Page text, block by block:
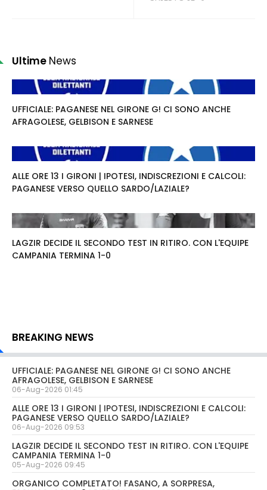
Ultime News
UFFICIALE: PAGANESE NEL GIRONE G! CI SONO ANCHE
AFRAGOLESE, GELBISON E SARNESE
ALLE ORE 13 I GIRONI | IPOTESI, INDISCREZIONI E CALCOLI:
PAGANESE VERSO QUELLO SARDO/LAZIALE?
LAGZIR DECIDE IL SECONDO TEST IN RITIRO. CON L'EQUIPE
CAMPANIA TERMINA 1-0
BREAKING NEWS
UFFICIALE: PAGANESE NEL GIRONE G! CI SONO ANCHE
AFRAGOLESE, GELBISON E SARNESE
06-Aug-2026 01:45
ALLE ORE 13 I GIRONI | IPOTESI, INDISCREZIONI E CALCOLI:
PAGANESE VERSO QUELLO SARDO/LAZIALE?
06-Aug-2026 09:53
LAGZIR DECIDE IL SECONDO TEST IN RITIRO. CON L'EQUIPE
CAMPANIA TERMINA 1-0
05-Aug-2026 09:45
ORGANICO COMPLETATO! FASANO, A SORPRESA,